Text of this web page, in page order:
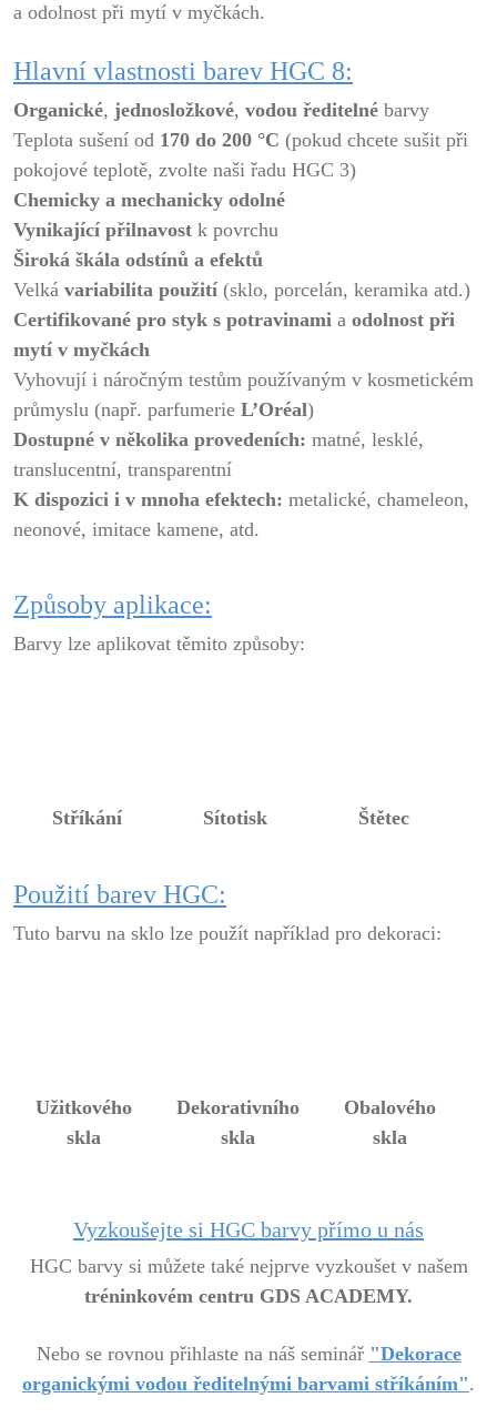
a odolnost při mytí v myčkách.
Hlavní vlastnosti barev HGC 8:
Organické, jednosložkové, vodou ředitelné barvy
Teplota sušení od 170 do 200 °C (pokud chcete sušit při
pokojové teplotě, zvolte naši řadu HGC 3)
Chemicky a mechanicky odolné
Vynikající přilnavost k povrchu
Široká škála odstínů a efektů
Velká variabilita použití (sklo, porcelán, keramika atd.)
Certifikované pro styk s potravinami a odolnost při
mytí v myčkách
Vyhovují i náročným testům používaným v kosmetickém
průmyslu (např. parfumerie L’Oréal)
Dostupné v několika provedeních: matné, lesklé,
translucentní, transparentní
K dispozici i v mnoha efektech: metalické, chameleon,
neonové, imitace kamene, atd.
Způsoby aplikace:
Barvy lze aplikovat těmito způsoby:
Stříkání Sítotisk Štětec
Použití barev HGC:
Tuto barvu na sklo lze použít například pro dekoraci:
Užitkového
skla
Dekorativního
skla
Obalového
skla
Vyzkoušejte si HGC barvy přímo u nás
HGC barvy si můžete také nejprve vyzkoušet v našem
tréninkovém centru GDS ACADEMY.
Nebo se rovnou přihlaste na náš seminář "Dekorace
organickými vodou ředitelnými barvami stříkáním".